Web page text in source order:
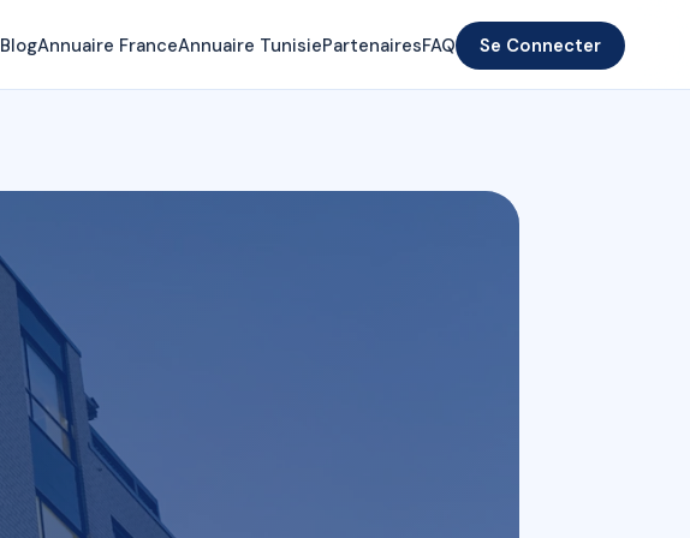
BlogAnnuaire FranceAnnuaire TunisiePartenairesFAQ Se Connecter